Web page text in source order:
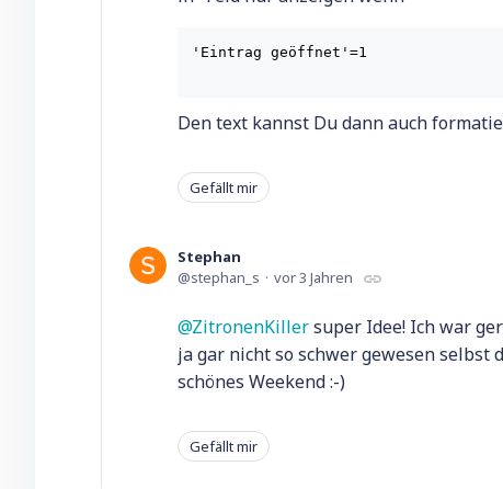
'Eintrag geöffnet'=1
Den text kannst Du dann auch
Gefällt mir
Stephan
stephan_s
vor 3 Jahren
ZitronenKillersuper Idee! Ich war
ja gar nicht so schwer gewesen selbst
schönes Weekend :-)
Gefällt mir